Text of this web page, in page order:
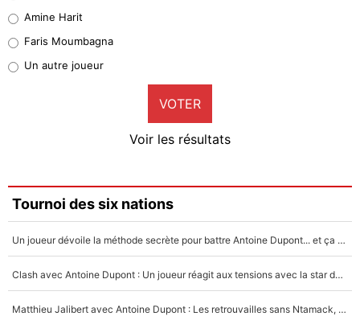
1%
9%
Faris Moumbagna
4%
Un autre joueur
5%
Amine Harit
Faris Moumbagna
Un autre joueur
VOTER
Voir les résultats
Tournoi des six nations
Un joueur dévoile la méthode secrète pour battre Antoine Dupont... et ça marche !
Clash avec Antoine Dupont : Un joueur réagit aux tensions avec la star du XV de France !
Matthieu Jalibert avec Antoine Dupont : Les retrouvailles sans Ntamack, «il y a eu des discussions»